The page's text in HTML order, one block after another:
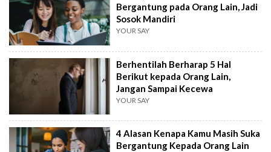
Bergantung pada Orang Lain, Jadi
Sosok Mandiri
YOUR SAY
Berhentilah Berharap 5 Hal
Berikut kepada Orang Lain,
Jangan Sampai Kecewa
YOUR SAY
4 Alasan Kenapa Kamu Masih Suka
Bergantung Kepada Orang Lain